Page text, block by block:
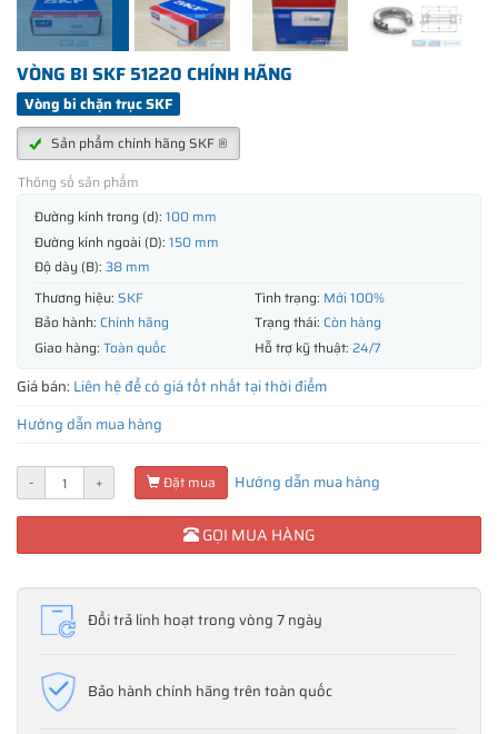
VÒNG BI SKF 51220 CHÍNH HÃNG
Vòng bi chặn trục SKF
Sản phẩm chính hãng SKF ®
Thông số sản phẩm
Đường kính trong (d): 100 mm
Đường kính ngoài (D): 150 mm
Độ dày (B): 38 mm
Thương hiệu: SKF Tình trạng: Mới 100%
Bảo hành: Chính hãng Trạng thái: Còn hàng
Giao hàng: Toàn quốc Hỗ trợ kỹ thuật: 24/7
Giá bán: Liên hệ để có giá tốt nhất tại thời điểm
Hướng dẫn mua hàng
- + Đặt mua Hướng dẫn mua hàng
GỌI MUA HÀNG
Đổi trả linh hoạt trong vòng 7 ngày
Bảo hành chính hãng trên toàn quốc